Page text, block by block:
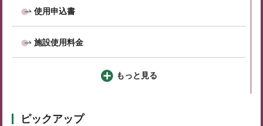
使用申込書
施設使用料金
もっと見る
ピックアップ